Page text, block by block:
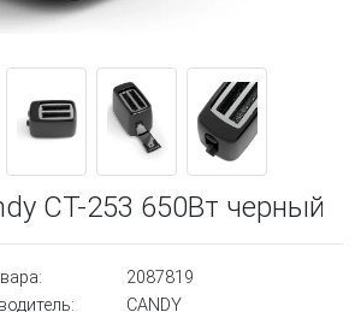
CT-253 650Вт черный
2087819
CANDY